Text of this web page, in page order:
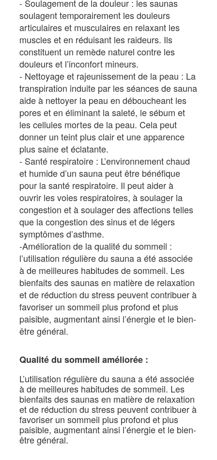
Soulagement de la douleur : les saunas
soulagent temporairement les douleurs
articulaires et musculaires en relaxant les
muscles et en réduisant les raideurs. Ils
constituent un remède naturel contre les
douleurs et l’inconfort mineurs.
Nettoyage et rajeunissement de la peau : La
transpiration induite par les séances de sauna
aide à nettoyer la peau en déboucheant les
pores et en éliminant la saleté, le sébum et
les cellules mortes de la peau. Cela peut
donner un teint plus clair et une apparence
plus saine et éclatante.
Santé respiratoire : L’environnement chaud
et humide d’un sauna peut être bénéfique
pour la santé respiratoire. Il peut aider à
ouvrir les voies respiratoires, à soulager la
congestion et à soulager des affections telles
que la congestion des sinus et de légers
symptômes d’asthme.
Amélioration de la qualité du sommeil :
l’utilisation régulière du sauna a été associée
à de meilleures habitudes de sommeil. Les
bienfaits des saunas en matière de relaxation
et de réduction du stress peuvent contribuer à
favoriser un sommeil plus profond et plus
paisible, augmentant ainsi l’énergie et le bien-
être général.
Qualité du sommeil améliorée :
L’utilisation régulière du sauna a été associée
à de meilleures habitudes de sommeil. Les
bienfaits des saunas en matière de relaxation
et de réduction du stress peuvent contribuer à
favoriser un sommeil plus profond et plus
paisible, augmentant ainsi l’énergie et le bien-
être général.